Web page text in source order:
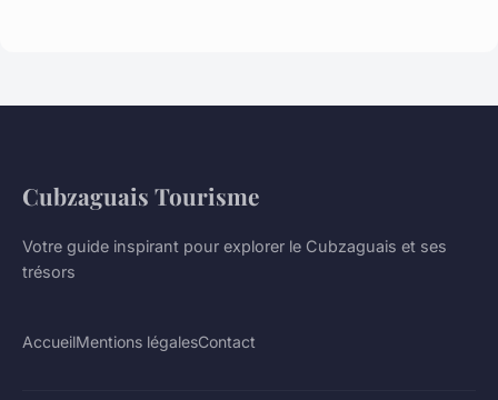
Cubzaguais Tourisme
Votre guide inspirant pour explorer le Cubzaguais et ses
trésors
AccueilMentions légalesContact